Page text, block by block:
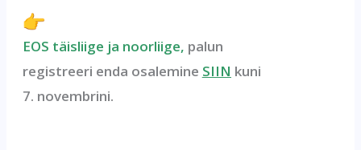
EOS täisliige ja noorliige, palun
registreeri enda osalemine SIIN kuni
7. novembrini.